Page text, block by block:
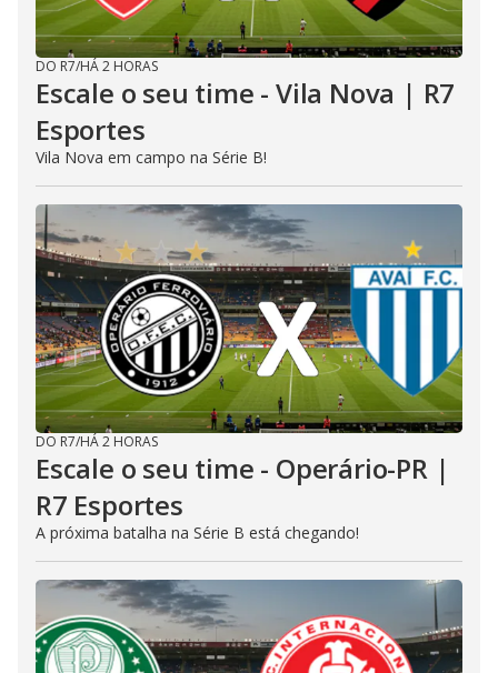
DO R7/HÁ 2 HORAS
Escale o seu time - Vila Nova | R7
Esportes
Vila Nova em campo na Série B!
DO R7/HÁ 2 HORAS
Escale o seu time - Operário-PR |
R7 Esportes
A próxima batalha na Série B está chegando!